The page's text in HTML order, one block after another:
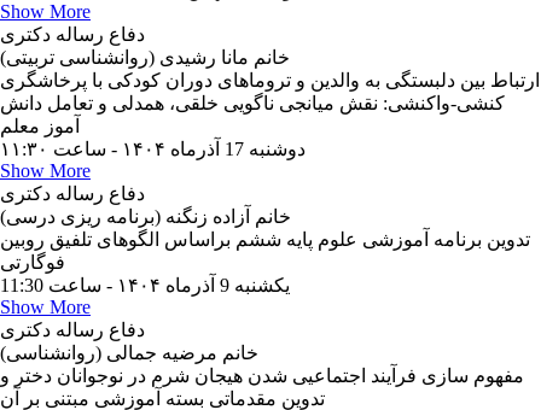
Show More
دفاع رساله دکتری
خانم مانا رشیدی (روانشناسی تربیتی)
ارتباط بین دلبستگی به والدین و تروماهای دوران کودکی با پرخاشگری
کنشی-واکنشی: نقش میانجی ناگویی خلقی، همدلی و تعامل دانش
آموز معلم
دوشنبه 17 آذرماه ۱۴۰۴ - ساعت ۱۱:۳۰
Show More
دفاع رساله دکتری
خانم آزاده زنگنه (برنامه ریزی درسی)
تدوین برنامه آموزشی علوم پایه ششم براساس الگوهای تلفیق روبین
فوگارتی
یکشنبه 9 آذرماه ۱۴۰۴ - ساعت 11:30
Show More
دفاع رساله دکتری
خانم مرضیه جمالی (روانشناسی)
مفهوم سازی فرآیند اجتماعیی شدن هیجان شرم در نوجوانان دختر و
تدوین مقدماتی بسته آموزشی مبتنی بر آن